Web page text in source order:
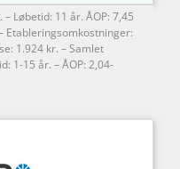
Løbetid: 11 år. ÅOP: 7,45
Etableringsomkostninger:
1.924 kr. – Samlet
1-15 år. – ÅOP: 2,04-